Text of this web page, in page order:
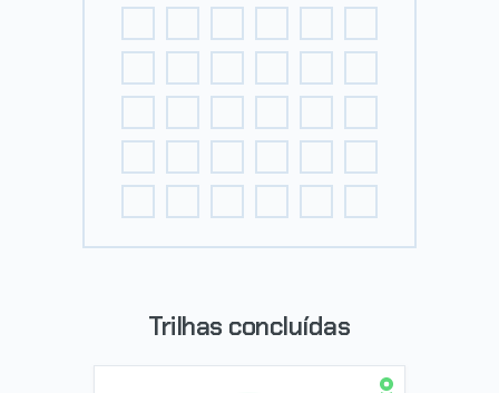
Trilhas concluídas